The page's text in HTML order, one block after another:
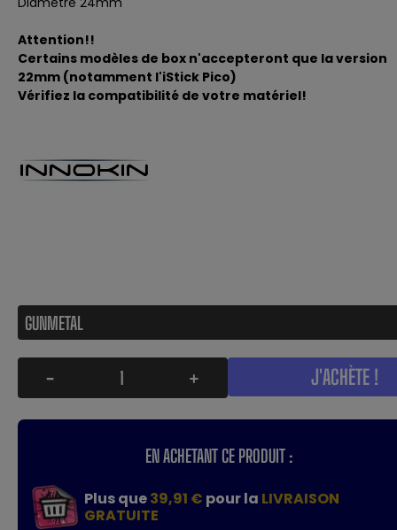
Attention!!
Certains modèles de box n'accepteront que la version
22mm (notamment l'iStick Pico)
Vérifiez la compatibilité de votre matériel!
- + J'ACHÈTE !
EN ACHETANT CE PRODUIT :
Plus que39,91 € pour la LIVRAISON
GRATUITE